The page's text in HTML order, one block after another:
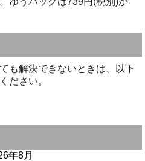
も解決できないときは、以下
ださい。
年8月